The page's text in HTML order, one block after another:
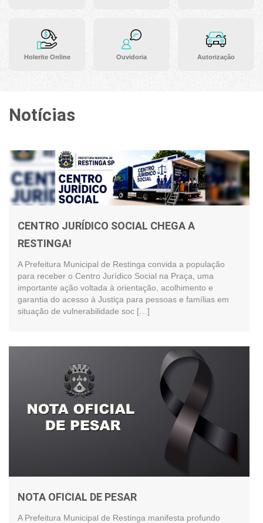
Holerite Online Ouvidoria Autorização
Notícias
CENTRO JURÍDICO SOCIAL CHEGA A
RESTINGA!
A Prefeitura Municipal de Restinga convida a população
para receber o Centro Jurídico Social na Praça, uma
importante ação voltada à orientação, acolhimento e
garantia do acesso à Justiça para pessoas e famílias em
situação de vulnerabilidade soc […]
NOTA OFICIAL DE PESAR
A Prefeitura Municipal de Restinga manifesta profundo